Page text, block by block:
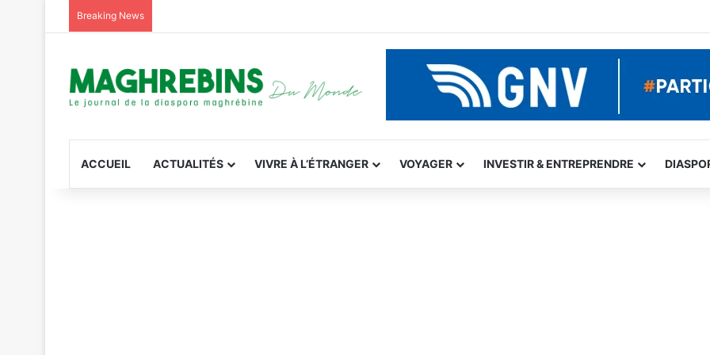
Breaking News
ACCUEIL ACTUALITÉS VIVRE À L’ÉTRANGER VOYAGER INVESTIR & ENTREPRENDRE